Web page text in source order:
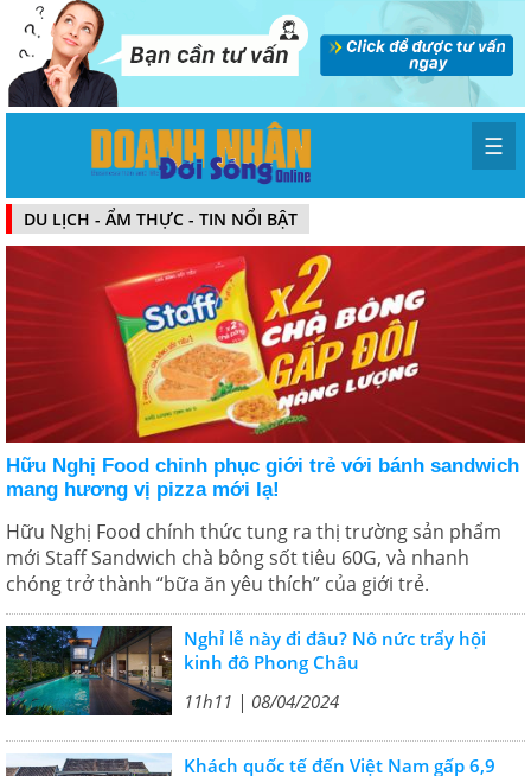
☰
DU LỊCH - ẨM THỰC - TIN NỔI BẬT
Hữu Nghị Food chinh phục giới trẻ với bánh sandwich
mang hương vị pizza mới lạ!
Hữu Nghị Food chính thức tung ra thị trường sản phẩm
mới Staff Sandwich chà bông sốt tiêu 60G, và nhanh
chóng trở thành “bữa ăn yêu thích” của giới trẻ.
Nghỉ lễ này đi đâu? Nô nức trẩy hội
kinh đô Phong Châu
11h11 | 08/04/2024
Khách quốc tế đến Việt Nam gấp 6,9